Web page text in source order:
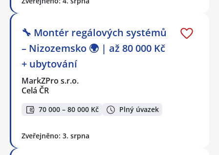
🔧 Montér regálových systémů
– Nizozemsko 🌍 | až 80 000 Kč
+ ubytování
MarkZPro s.r.o.
Celá ČR
70 000 – 80 000 Kč Plný úvazek
Zveřejněno: 3. srpna